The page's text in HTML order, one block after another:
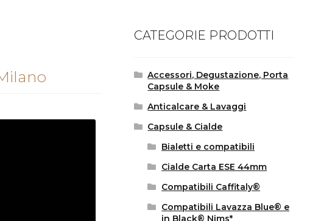
CATEGORIE PRODOTTI
Accessori, Degustazione, Porta
Capsule & Moke
Anticalcare & Lavaggi
Capsule & Cialde
Bialetti e compatibili
Cialde Carta ESE 44mm
Compatibili Caffitaly®
Compatibili Lavazza Blue® e
in Black® Nims*